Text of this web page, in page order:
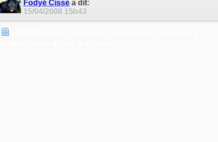
Fodyé Cissé a dit:
15/04/2008 15h43